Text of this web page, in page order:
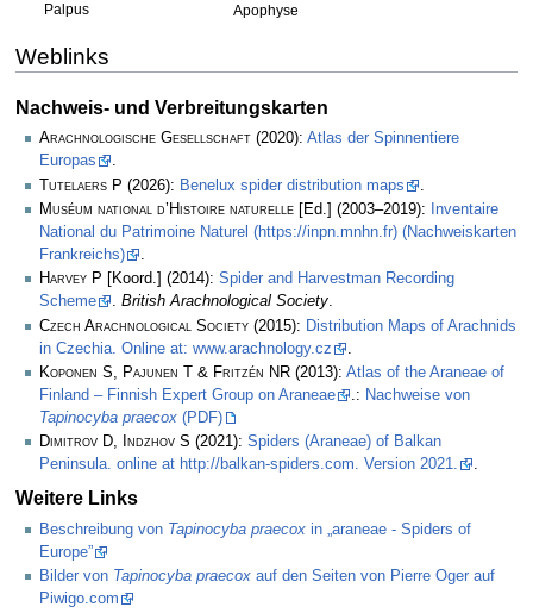
Palpus Apophyse
Weblinks
Nachweis- und Verbreitungskarten
Arachnologische Gesellschaft (2020): Atlas der Spinnentiere
Europas
.
Tutelaers P (2026): Benelux spider distribution maps
Muséum national d’Histoire naturelle [Ed.] (2003–2019):
Inventaire
National du Patrimoine Naturel (https://inpn.mnhn.fr) (Nachweiskarten
Frankreichs)
.
Harvey P [Koord.] (2014): Spider and Harvestman Recording
Scheme
. British Arachnological Society.
Czech Arachnological Society (2015): Distribution Maps of Arachnids
in Czechia. Online at: www.arachnology.cz
Koponen S, Pajunen T & Fritzén NR (2013): Atlas of the Araneae of
Finland – Finnish Expert Group on Araneae
.: Nachweise von
Tapinocyba praecox (PDF)
Dimitrov D, Indzhov S (2021): Spiders (Araneae) of Balkan
Peninsula. online at http://balkan-spiders.com. Version 2021.
.
Weitere Links
Beschreibung von Tapinocyba praecox in „araneae - Spiders of
Europe”
Bilder von Tapinocyba praecox auf den Seiten von Pierre Oger auf
Piwigo.com